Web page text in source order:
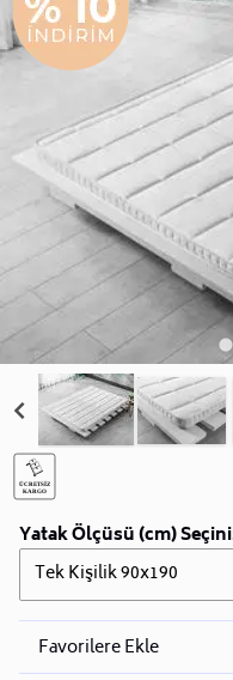
Yatak Ölçüsü (cm)
Tek Kişilik 90x190
Favorilere Ekle